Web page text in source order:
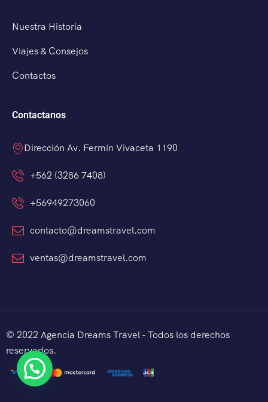
Nuestra Historia
Viajes & Consejos
Contactos
Contactanos
Dirección Av. Fermín Vivaceta 1190
+562 (3286 7408)
+56949273060
contacto@dreamstravel.com
ventas@dreamstravel.com
© 2022 Agencia Dreams Travel - Todos los derechos
reservados.